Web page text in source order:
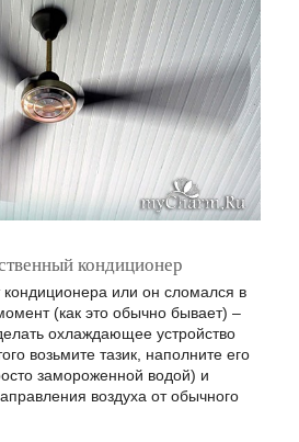
кондиционер
или он сломался в
(как это обычно бывает) –
охлаждающее устройство
возьмите тазик, наполните его
замороженной водой) и
воздуха от обычного